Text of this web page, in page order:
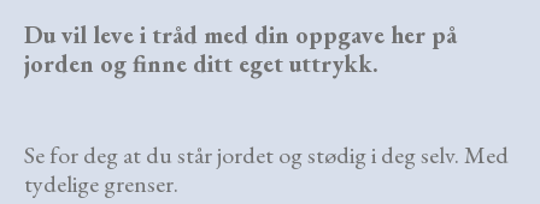
Du vil leve i tråd med din oppgave her på
jorden og finne ditt eget uttrykk.
Sefor deg at du står jordet og stødig i deg selv. Med
tydelige grenser.